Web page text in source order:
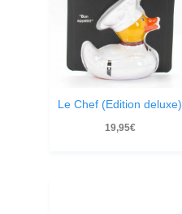
Le Chef (Edition deluxe)
19,95€